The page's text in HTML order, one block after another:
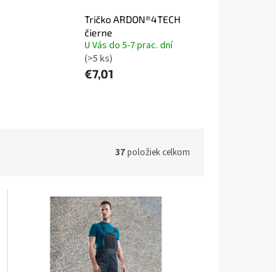
Tričko ARDON®4TECH
čierne
U Vás do 5-7 prac. dní
(>5 ks)
€7,01
37položiek celkom